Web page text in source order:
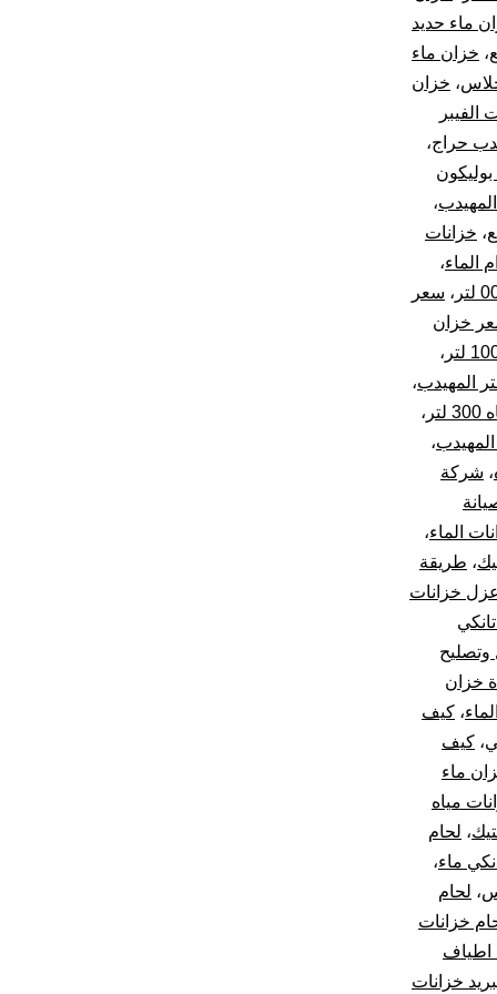
ماء حديد
، خزان ماء
، خزان
الفيبر
حراج،
،
، خزانات
الماء،
، سعر
خزان
،
،
،
،
، شركة
الماء،
، طريقة
عزل خزانات
خزان
، كيف
، كيف
ماء
مياه
، لحام
ماء،
، لحام
خزانات
خزانات